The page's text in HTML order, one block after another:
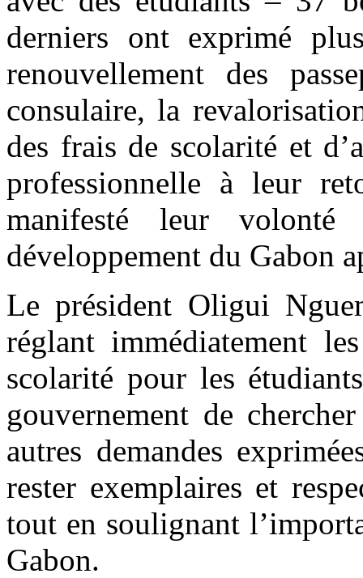
derniers ont exprimé
renouvellement des
consulaire, la
des frais de scolarité et
professionnelle à leur
manifesté leur volonté
développement du Gabon
Le président Oligui
réglant immédiatement
scolarité pour les
gouvernement de
autres demandes
rester exemplaires et
tout en soulignant
Gabon.